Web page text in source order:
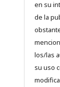
en su
de la
los/las
su uso